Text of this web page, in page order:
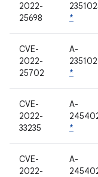
2022-
25698
*
CVE-
2022-
25702
A-
*
CVE-
2022-
33235
A-
*
CVE-
2022-
A-